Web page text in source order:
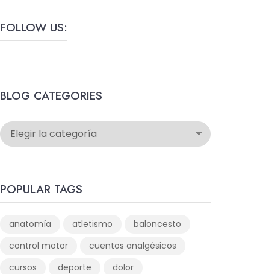
FOLLOW US:
BLOG CATEGORIES
POPULAR TAGS
anatomía atletismo
baloncesto
control motor
cuentos analgésicos
cursos
deporte
dolor